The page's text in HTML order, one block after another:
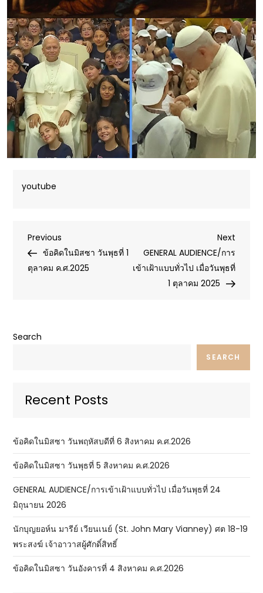
youtube
Post
navigation
Previous
Post
Previous
ข้อคิดในมิสซา วันพุธที่ 1
ตุลาคม ค.ศ.2025
Next
Post
Next
GENERAL AUDIENCE/การ
เข้าเฝ้าแบบทั่วไป เมื่อวันพุธที่
1 ตุลาคม 2025
Search
SEARCH
Recent Posts
ข้อคิดในมิสซา วันพฤหัสบดีที่ 6 สิงหาคม ค.ศ.2026
ข้อคิดในมิสซา วันพุธที่ 5 สิงหาคม ค.ศ.2026
GENERAL AUDIENCE/การเข้าเฝ้าแบบทั่วไป เมื่อวันพุธที่ 24
มิถุนายน 2026
นักบุญยอห์น มารีย์ เวียนเนย์ (St. John Mary Vianney) ศต 18-19
พระสงฆ์ เจ้าอาวาสผู้ศักดิ์สิทธิ์
ข้อคิดในมิสซา วันอังคารที่ 4 สิงหาคม ค.ศ.2026